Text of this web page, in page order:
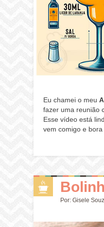
Eu chamei o meu
fazer uma reunião
Esse vídeo está
vem comigo e
Por: Gisele